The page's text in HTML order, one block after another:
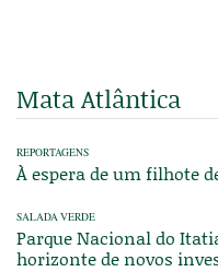
Mata Atlântica
REPORTAGENS
À espera de um filhote
SALADA VERDE
Parque Nacional do
horizonte de novos